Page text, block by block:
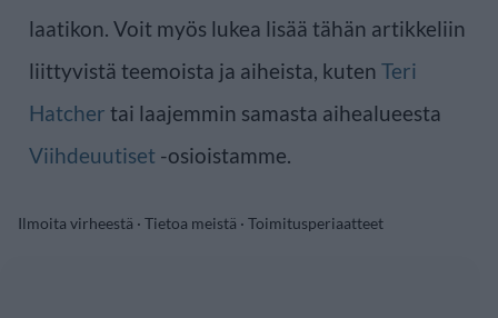
laatikon. Voit myös lukea lisää tähän artikkeliin
liittyvistä teemoista ja aiheista, kuten Teri
Hatcher tai laajemmin samasta aihealueesta
Viihdeuutiset -osioistamme.
Ilmoita virheestä · Tietoa meistä · Toimitusperiaatteet